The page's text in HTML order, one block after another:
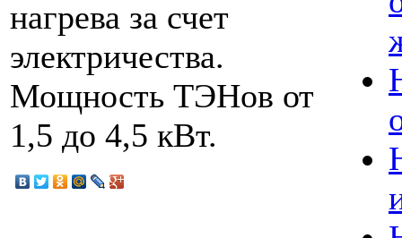
нагрева за счет
электричества.
Мощность ТЭНов от
1,5 до 4,5 кВт.